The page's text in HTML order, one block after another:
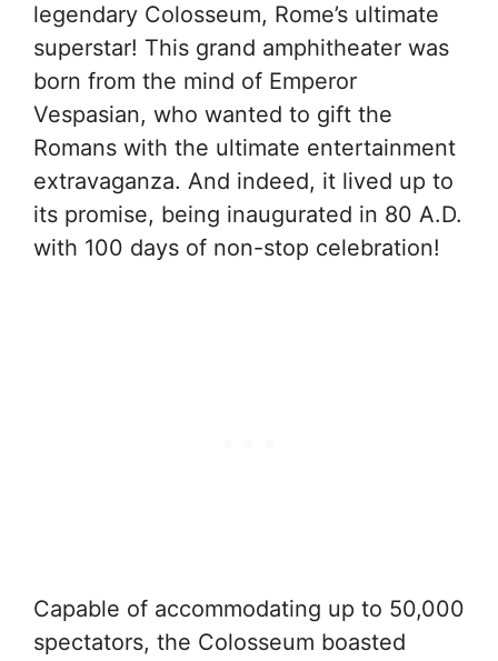
legendary Colosseum, Rome’s ultimate
superstar! This grand amphitheater was
born from the mind of Emperor
Vespasian, who wanted to gift the
Romans with the ultimate entertainment
extravaganza. And indeed, it lived up to
its promise, being inaugurated in 80 A.D.
with 100 days of non-stop celebration!
Capable of accommodating up to 50,000
spectators, the Colosseum boasted